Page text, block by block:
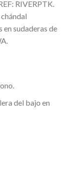
RIVERPTK.
sudaderas de
del bajo en